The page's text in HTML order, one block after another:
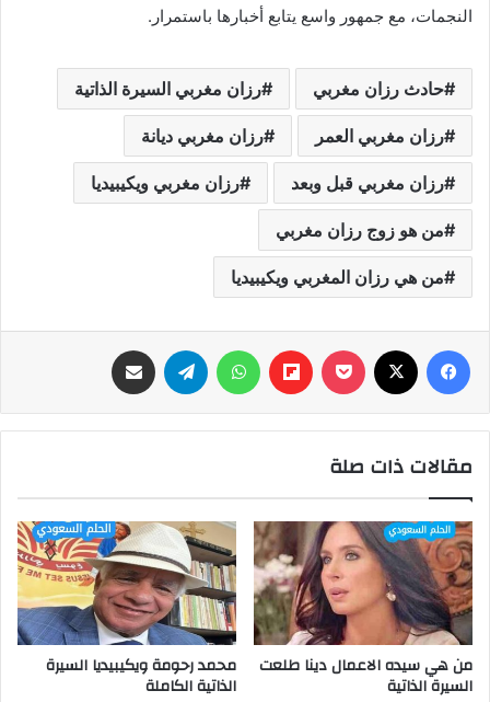
النجمات، مع جمهور واسع يتابع أخبارها باستمرار.
حادث رزان مغربي رزان مغربي السيرة الذاتية
رزان مغربي العمر رزان مغربي ديانة
رزان مغربي قبل وبعد رزان مغربي ويكيبيديا
من هو زوج رزان مغربي
من هي رزان المغربي ويكيبيديا
فيسبوك ‫Pocket
Flipboard واتساب تيلقرام
مقالات ذات صلة
من هي سيده الاعمال دينا طلعت
السيرة الذاتية
محمد رحومة ويكيبيديا السيرة
الذاتية الكاملة